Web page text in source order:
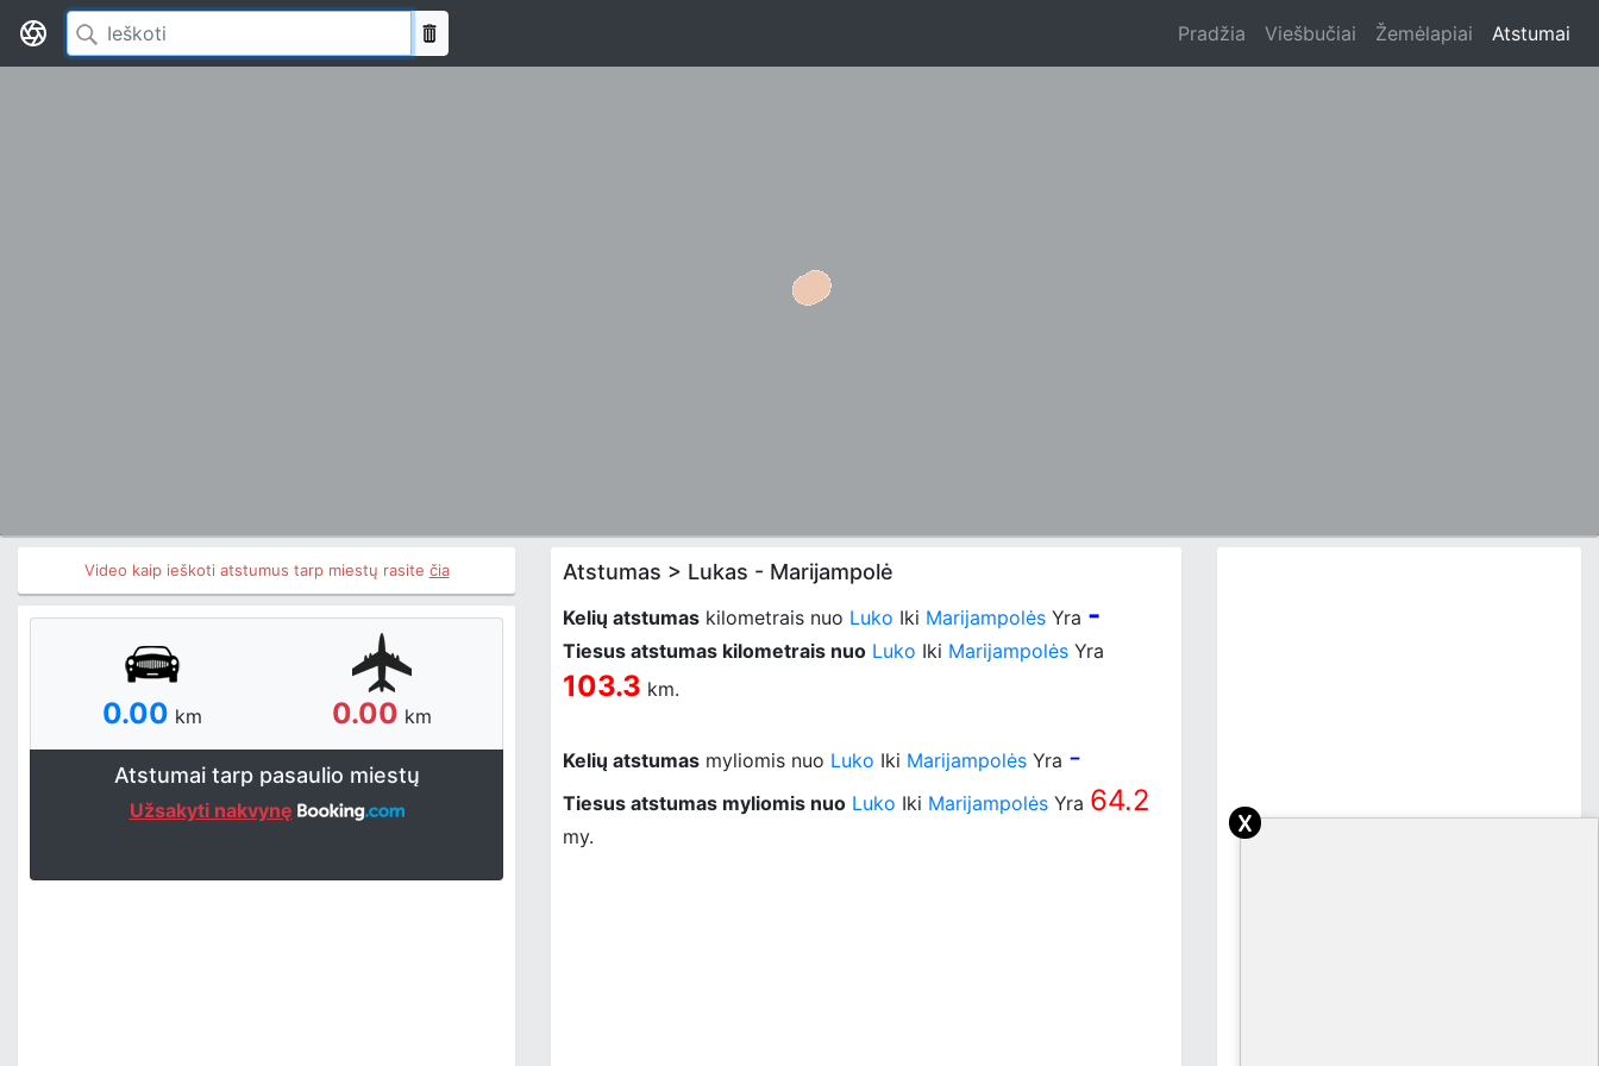
Pradžia Viešbučiai Žemėlapiai Atstumai
Video kaip ieškoti atstumus tarp miestų rasite čia
0.00 km 0.00 km
Atstumai tarp pasaulio miestų
Užsakyti nakvynę
Atstumas > Lukas - Marijampolė
Kelių atstumas kilometrais nuo Luko Iki Marijampolės Yra -
Tiesus atstumas kilometrais nuo Luko Iki Marijampolės Yra
103.3 km.
Kelių atstumas myliomis nuo Luko Iki Marijampolės Yra -
Tiesus atstumas myliomis nuo Luko Iki Marijampolės Yra 64.2
my. x